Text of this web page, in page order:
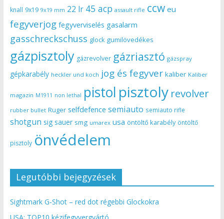
knall 9x19 9x19 mm 22 lr 45 acp assault rifle ccw eu
fegyverjog fegyverviselés gasalarm
gasschreckschuss glock gumilövedékes
gázpisztoly gázrevolver gázriasztó gázspray
gépkarabély heckler und koch jog és fegyver kaliber Kaliber
magazin M1911 non lethal pistol pisztoly revolver
rubber bullet Ruger selfdefence semiauto semiauto rifle
shotgun sig sauer smg umarex usa öntöltő karabély öntöltő
pisztoly önvédelem
Legutóbbi bejegyzések
Sightmark G-Shot – red dot régebbi Glockokra
USA: TOP10 kézifegyvergyártó